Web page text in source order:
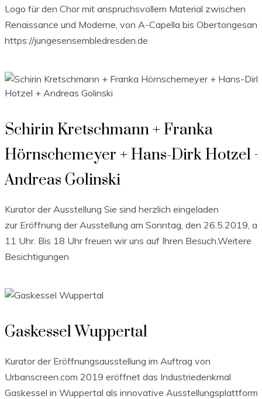
Logo für den Chor mit anspruchsvollem Material zwischen
Renaissance und Moderne, von A-Capella bis
https://jungesensembledresden.de
Schirin Kretschmann + Franka
Hörnschemeyer + Hans-Dirk Hotzel +
Andreas Golinski
Kurator der Ausstellung Sie sind herzlich eingeladen
zur Eröffnung der Ausstellung am Sonntag, den 26.5.2019, ab
11 Uhr. Bis 18 Uhr freuen wir uns auf Ihren Besuch.Weitere
Besichtigungen
Gaskessel Wuppertal
Kurator der Eröffnungsausstellung im Auftrag von
Urbanscreen.com 2019 eröffnet das Industriedenkmal
Gaskessel in Wuppertal als innovative Ausstellungsplattform